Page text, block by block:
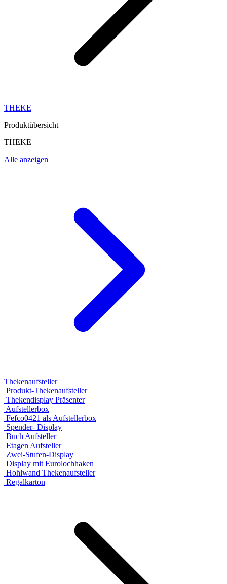
THEKE
Produktübersicht
THEKE
Alle anzeigen
Thekenaufsteller
Produkt-Thekenaufsteller
Thekendisplay Präsenter
Aufstellerbox
Fefco0421 als Aufstellerbox
Spender- Display
Buch Aufsteller
Etagen Aufsteller
Zwei-Stufen-Display
Display mit Eurolochhaken
Hohlwand Thekenaufsteller
Regalkarton